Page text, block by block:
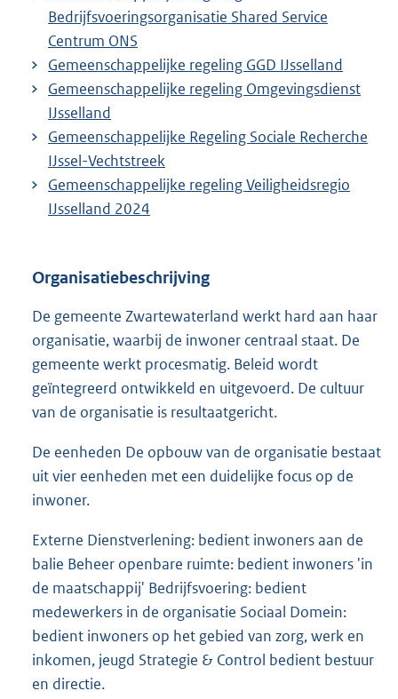
Bedrijfsvoeringsorganisatie Shared Service
Centrum ONS
Gemeenschappelijke regeling GGD IJsselland
Gemeenschappelijke regeling Omgevingsdienst
IJsselland
Gemeenschappelijke Regeling Sociale Recherche
IJssel-Vechtstreek
Gemeenschappelijke regeling Veiligheidsregio
IJsselland 2024
Organisatiebeschrijving
De gemeente Zwartewaterland werkt hard aan haar
organisatie, waarbij de inwoner centraal staat. De
gemeente werkt procesmatig. Beleid wordt
geïntegreerd ontwikkeld en uitgevoerd. De cultuur
van de organisatie is resultaatgericht.
De eenheden De opbouw van de organisatie bestaat
uit vier eenheden met een duidelijke focus op de
inwoner.
Externe Dienstverlening: bedient inwoners aan de
balie Beheer openbare ruimte: bedient inwoners 'in
de maatschappij' Bedrijfsvoering: bedient
medewerkers in de organisatie Sociaal Domein:
bedient inwoners op het gebied van zorg, werk en
inkomen, jeugd Strategie & Control bedient bestuur
en directie.